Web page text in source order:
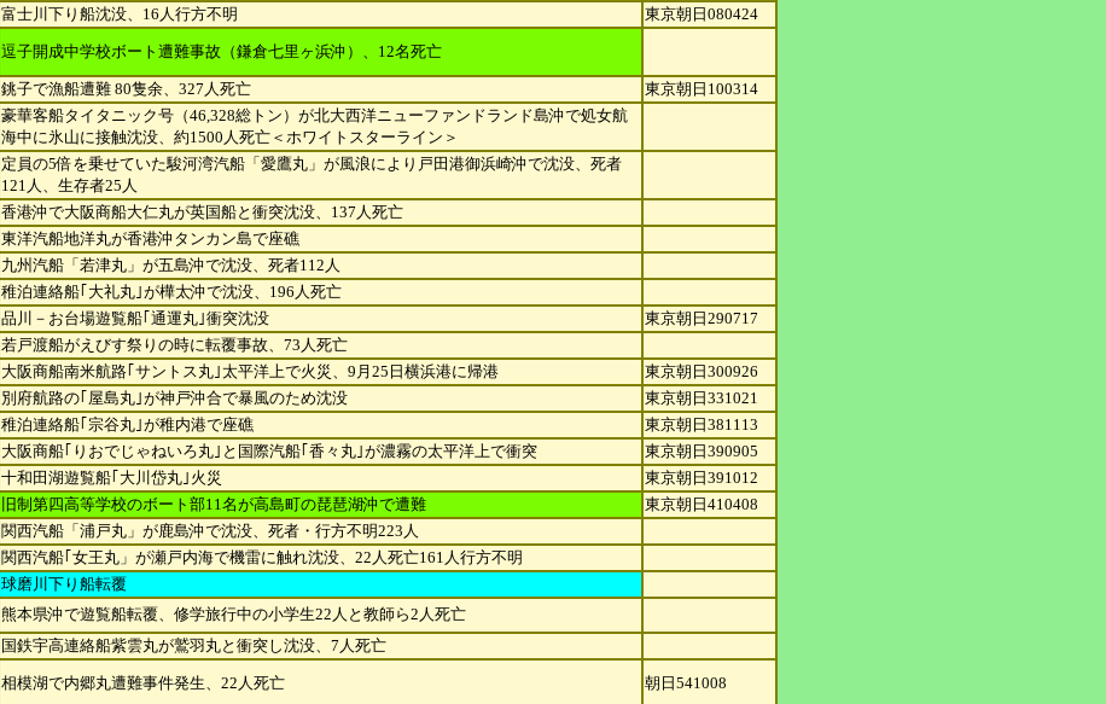
富士川下り船沈没、16人行方不明 東京朝日080424
逗子開成中学校ボート遭難事故（鎌倉七里ヶ浜沖）、12名死亡
銚子で漁船遭難 80隻余、327人死亡 東京朝日100314
豪華客船タイタニック号（46,328総トン）が北大西洋ニューファンドランド島沖で処女航
海中に氷山に接触沈没、約1500人死亡＜ホワイトスターライン＞
定員の5倍を乗せていた駿河湾汽船「愛鷹丸」が風浪により戸田港御浜崎沖で沈没、死者
121人、生存者25人
香港沖で大阪商船大仁丸が英国船と衝突沈没、137人死亡
東洋汽船地洋丸が香港沖タンカン島で座礁
九州汽船「若津丸」が五島沖で沈没、死者112人
稚泊連絡船｢大礼丸｣が樺太沖で沈没、196人死亡
品川－お台場遊覧船｢通運丸｣衝突沈没 東京朝日290717
若戸渡船がえびす祭りの時に転覆事故、73人死亡
大阪商船南米航路｢サントス丸｣太平洋上で火災、9月25日横浜港に帰港
東京朝日300926
別府航路の｢屋島丸｣が神戸沖合で暴風のため沈没
東京朝日331021
稚泊連絡船｢宗谷丸｣が稚内港で座礁 東京朝日381113
大阪商船｢りおでじゃねいろ丸｣と国際汽船｢香々丸｣が濃霧の太平洋上で衝突
東京朝日390905
十和田湖遊覧船｢大川岱丸｣火災
東京朝日391012
旧制第四高等学校のボート部11名が高島町の琵琶湖沖で遭難
東京朝日410408
関西汽船「浦戸丸」が鹿島沖で沈没、死者・行方不明223人
関西汽船｢女王丸」が瀬戸内海で機雷に触れ沈没、22人死亡161人行方不明
球磨川下り船転覆
熊本県沖で遊覧船転覆、修学旅行中の小学生22人と教師ら2人死亡
国鉄宇高連絡船紫雲丸が鷲羽丸と衝突し沈没、7人死亡
相模湖で内郷丸遭難事件発生、22人死亡 朝日541008